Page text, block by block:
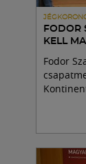
FODOR
KELL
Fodor